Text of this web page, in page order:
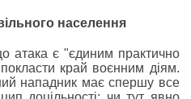
населення
атака є "єдиним практично
край воєнним діям.
нападник має спершу все